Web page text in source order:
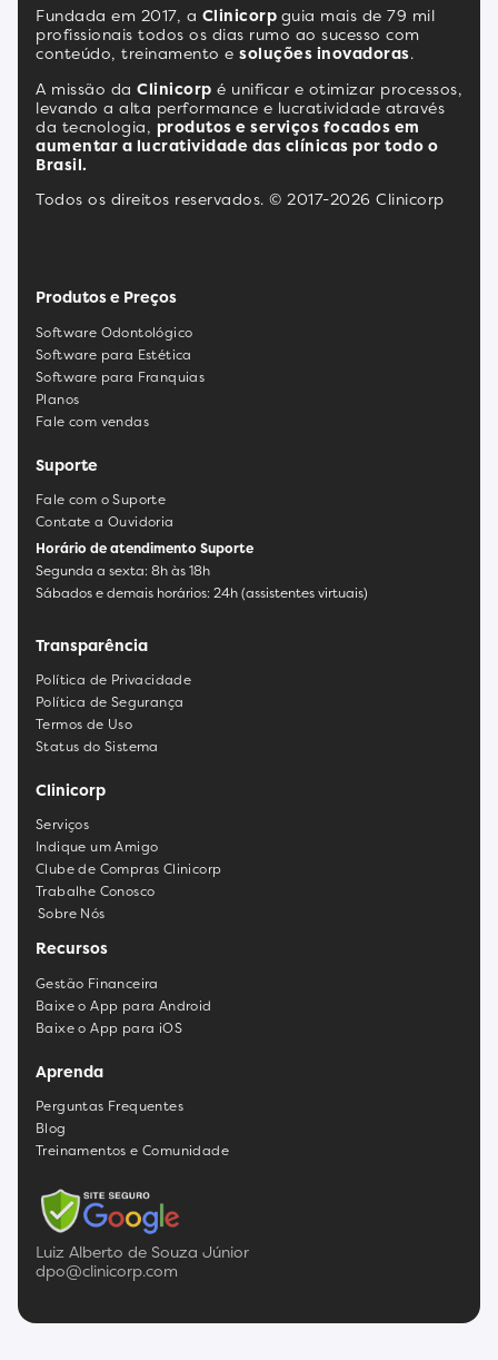
Fundada em 2017, a Clinicorp guia mais de 79 mil
profissionais todos os dias rumo ao sucesso com
conteúdo, treinamento e soluções inovadoras.
A missão da Clinicorp é unificar e otimizar processos,
levando a alta performance e lucratividade através
da tecnologia, produtos e serviços focados em
aumentar a lucratividade das clínicas por todo o
Brasil.
Todos os direitos reservados. © 2017-2026 Clinicorp
Produtos e Preços
Software Odontológico
Software para Estética
Software para Franquias
Planos
Fale com vendas
Suporte
Fale com o Suporte
Contate a Ouvidoria
Horário de atendimento Suporte
Segunda a sexta: 8h às 18h
Sábados e demais horários: 24h (assistentes virtuais)
Transparência
Política de Privacidade
Política de Segurança
Termos de Uso
Status do Sistema
Clinicorp
Serviços
Indique um Amigo
Clube de Compras Clinicorp
Trabalhe Conosco
Sobre Nós
Recursos
Gestão Financeira
Baixe o App para Android
Baixe o App para iOS
Aprenda
Perguntas Frequentes
Blog
Treinamentos e Comunidade
Luiz Alberto de Souza Júnior
dpo@clinicorp.com